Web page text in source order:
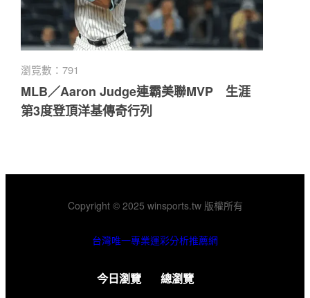
瀏覽數：791
MLB／Aaron Judge連霸美聯MVP 生涯
第3度登頂洋基傳奇行列
Copyright © 2025 winsports.tw 版權所有
台灣唯一專業運彩分析推薦網
今日瀏覽 總瀏覽